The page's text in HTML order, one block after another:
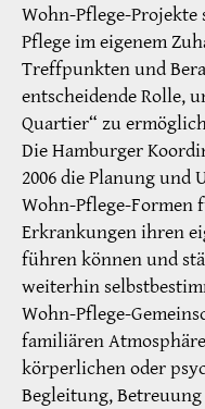
Wohn-Pflege-
Pflege im eigenem
Treffpunkten und
entscheidende Rolle,
Quartier“ zu
Die Hamburger
2006 die Planung
Wohn-Pflege-Formen
Erkrankungen ihren
führen können und
weiterhin
Wohn-Pflege-
familiären
körperlichen oder
Begleitung,